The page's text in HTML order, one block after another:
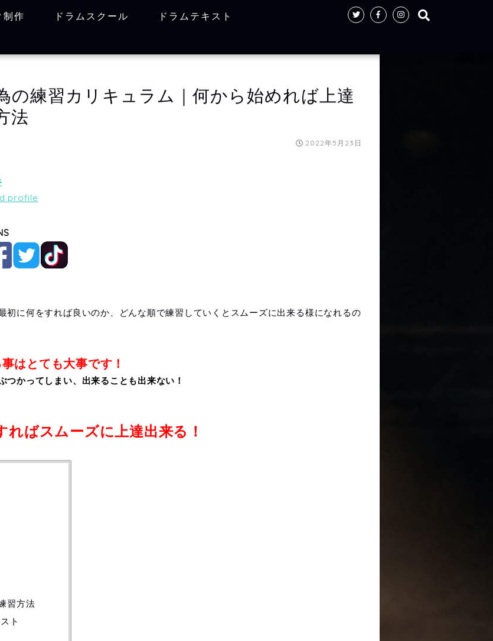
制作 ドラムスクール
ドラムテキスト
の練習カリキュラム｜何から始めれば上達
法
2022年5月23日
profile
初に何をすれば良いのか、どんな順で練習していくとスムーズに出来る様になれるの
はとても大事です！
かってしまい、出来ることも出来ない！
ばスムーズに上達出来る！
習方法
ト